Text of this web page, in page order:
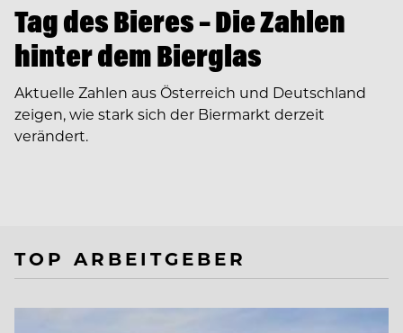
Tag des Bieres – Die Zahlen
hinter dem Bierglas
Aktuelle Zahlen aus Österreich und Deutschland
zeigen, wie stark sich der Biermarkt derzeit
verändert.
TOP ARBEITGEBER